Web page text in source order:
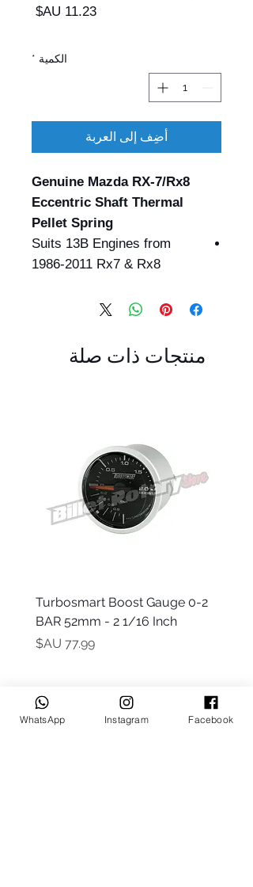
السعر
الكمية *
أضِف إلى العربة
Genuine Mazda RX-7/Rx8
Eccentric Shaft Thermal
Pellet Spring
Suits 13B Engines from
1986-2011 Rx7 & Rx8
منتجات ذات صلة
Turbosmart Boost Gauge 0-2
BAR 52mm - 2 1/16 Inch
السعر
WhatsApp Instagram Facebook